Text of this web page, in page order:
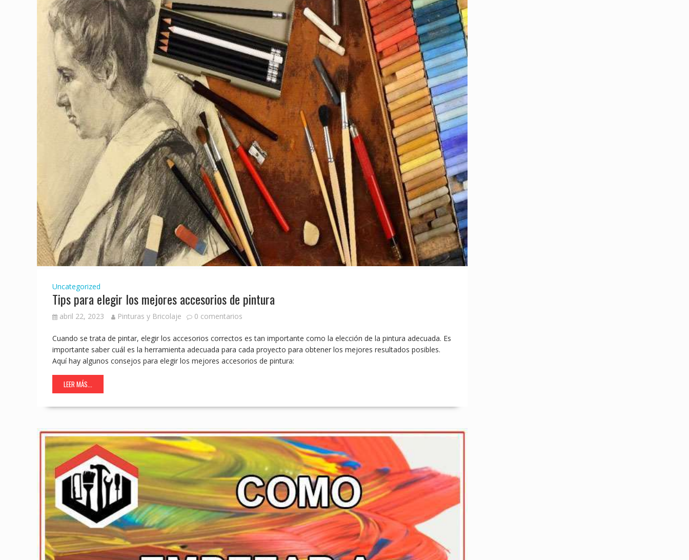
Uncategorized
Tips para elegir los mejores accesorios de pintura
abril 22, 2023 Pinturas y Bricolaje 0 comentarios
Cuando se trata de pintar, elegir los accesorios correctos es tan importante como la elección de la pintura adecuada. Es
importante saber cuál es la herramienta adecuada para cada proyecto para obtener los mejores resultados posibles.
Aquí hay algunos consejos para elegir los mejores accesorios de pintura:
LEER MÁS...